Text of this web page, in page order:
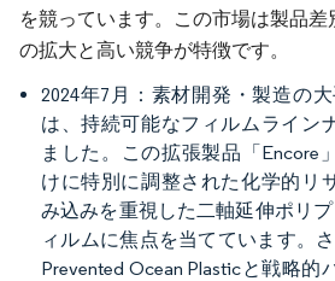
を競っています。この市場は製品差
の拡大と高い競争が特徴です。
2024年7月：素材開発・製造の
は、持続可能なフィルムライン
ました。この拡張製品「Encore
けに特別に調整された化学的リ
み込みを重視した二軸延伸ポリ
ィルムに焦点を当てています。
Prevented Ocean Plasticと戦略